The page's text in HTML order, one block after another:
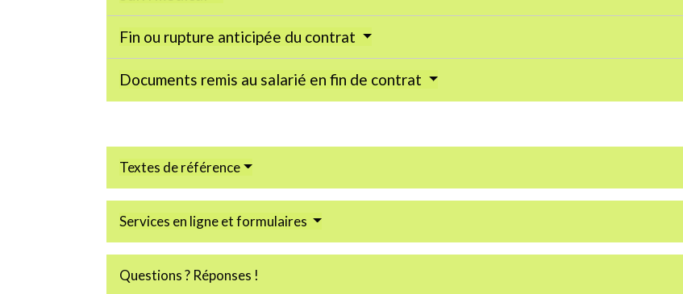
Fin ou rupture anticipée du contrat
Documents remis au salarié en fin de contrat
Textes de référence
Services en ligne et formulaires
Questions ? Réponses !